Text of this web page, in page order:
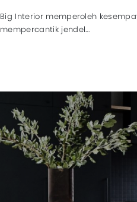
Big Interior memperoleh
mempercantik jendel...